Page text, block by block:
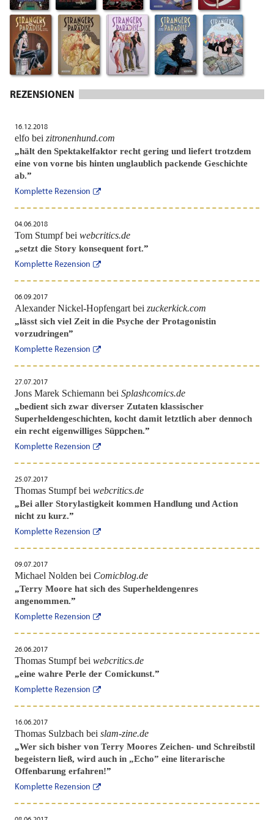
REZENSIONEN
16.12.2018
elfo bei zitronenhund.com
„hält den Spektakelfaktor recht gering und liefert trotzdem
eine von vorne bis hinten unglaublich packende Geschichte
ab.”
Komplette Rezension
04.06.2018
Tom Stumpf bei webcritics.de
„setzt die Story konsequent fort.”
Komplette Rezension
06.09.2017
Alexander Nickel-Hopfengart bei zuckerkick.com
„lässt sich viel Zeit in die Psyche der Protagonistin
vorzudringen”
Komplette Rezension
27.07.2017
Jons Marek Schiemann bei Splashcomics.de
„bedient sich zwar diverser Zutaten klassischer
Superheldengeschichten, kocht damit letztlich aber dennoch
ein recht eigenwilliges Süppchen.”
Komplette Rezension
25.07.2017
Thomas Stumpf bei webcritics.de
„Bei aller Storylastigkeit kommen Handlung und Action
nicht zu kurz.”
Komplette Rezension
09.07.2017
Michael Nolden bei Comicblog.de
„Terry Moore hat sich des Superheldengenres
angenommen.”
Komplette Rezension
26.06.2017
Thomas Stumpf bei webcritics.de
„eine wahre Perle der Comickunst.”
Komplette Rezension
16.06.2017
Thomas Sulzbach bei slam-zine.de
„Wer sich bisher von Terry Moores Zeichen- und Schreibstil
begeistern ließ, wird auch in „Echo” eine literarische
Offenbarung erfahren!”
Komplette Rezension